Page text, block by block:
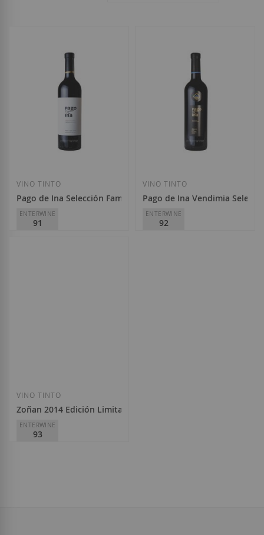
VINO TINTO
Pago de Ina Selección Familia 2022
ENTERWINE
91
VINO TINTO
Pago de Ina Vendimia
ENTERWINE
92
VINO TINTO
Zoñan 2014 Edición Limitada
ENTERWINE
93